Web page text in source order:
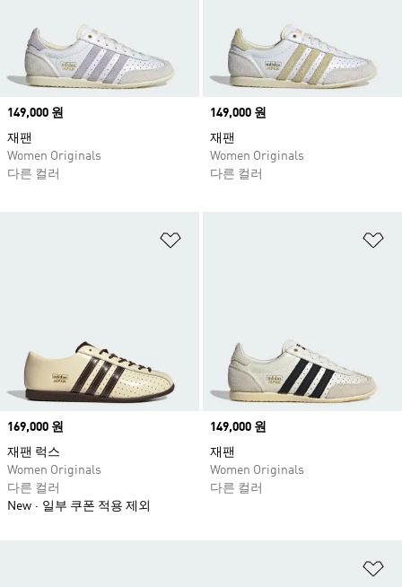
Price
149,000 원
재팬
Women Originals
다른 컬러
Price
149,000 원
재팬
Women Originals
다른 컬러
Price
169,000 원
재팬 럭스
Women Originals
다른 컬러
New
일부 쿠폰 적용 제외
Price
149,000 원
재팬
Women Originals
다른 컬러